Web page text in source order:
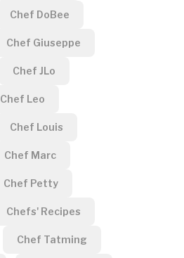
Chef DoBee
Chef Giuseppe
Chef JLo
Chef Leo
Chef Louis
Chef Marc
Chef Petty
Chefs' Recipes
Chef Tatming